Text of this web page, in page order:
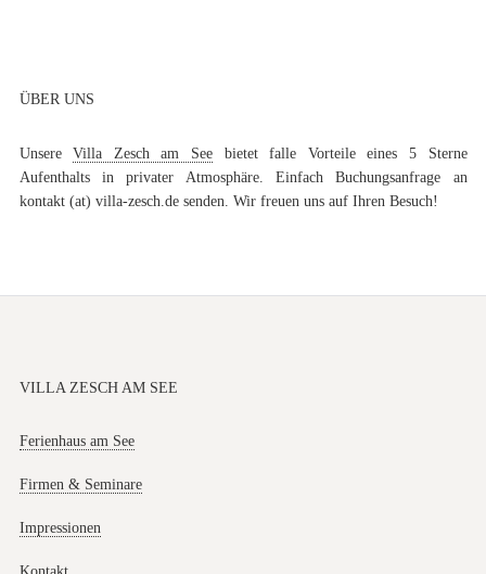
ÜBER UNS
UnsereVilla Zesch am Seebietet falle Vorteile eines 5 Sterne
Aufenthalts in privater Atmosphäre. Einfach Buchungsanfrage an
kontakt (at) villa-zesch.de senden. Wir freuen uns auf Ihren Besuch!
VILLA ZESCH AM SEE
Ferienhaus am See
Firmen & Seminare
Impressionen